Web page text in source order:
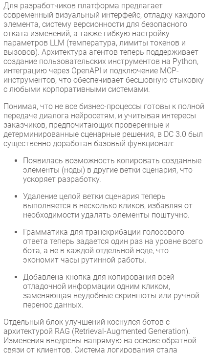
Для разработчиков платформа предлагает
современный визуальный интерфейс, отладку каждого
элемента, систему версионности для безопасного
отката изменений, а также гибкую настройку
параметров LLM (температура, лимиты токенов и
вызовов). Архитектура агентов теперь поддерживает
создание пользовательских инструментов на Python,
интеграцию через OpenAPI и подключение MCP-
инструментов, что обеспечивает бесшовную стыковку
с любыми корпоративными системами.
Понимая, что не все бизнес-процессы готовы к полной
передаче диалога нейросетям, и учитывая интересы
заказчиков, предпочитающих проверенные и
детерминированные сценарные решения, в DC 3.0 был
существенно доработан базовый функционал:
Появилась возможность копировать созданные
элементы (ноды) в другие ветки сценария, что
ускоряет разработку.
Удаление целой ветки сценария теперь
выполняется в несколько кликов, избавляя от
необходимости удалять элементы поштучно.
Грамматика для транскрибации голосового
ответа теперь задается один раз на уровне всего
бота, а не в каждой отдельной ноде, что
экономит часы рутинной работы.
Добавлена кнопка для копирования всей
отладочной информации одним кликом,
заменяющая неудобные скриншоты или ручной
перенос данных.
Отдельный блок улучшений коснулся ботов с
архитектурой RAG (Retrieval-Augmented Generation).
Изменения внедрены напрямую на основе обратной
связи от клиентов. Система логирования стала